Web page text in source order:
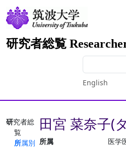
研究者総覧
English
研究者総
覧
所属別
田宮 菜奈子(
所属
医学